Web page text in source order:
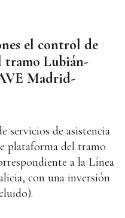
el control de
tramo Lubián-
Madrid-
de asistencia
plataforma del tramo
a la Línea
con una inversión